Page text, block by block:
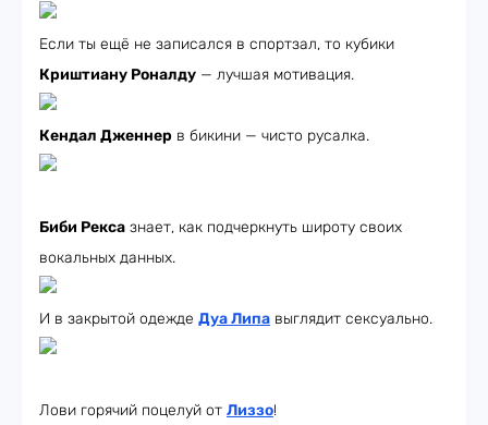
Если ты ещё не записался в спортзал, то кубики
Криштиану Роналду — лучшая мотивация.
Кендал Дженнер в бикини — чисто русалка.
Биби Рекса знает, как подчеркнуть широту своих
вокальных данных.
И в закрытой одежде Дуа Липа выглядит сексуально.
Лови горячий поцелуй от Лиззо!